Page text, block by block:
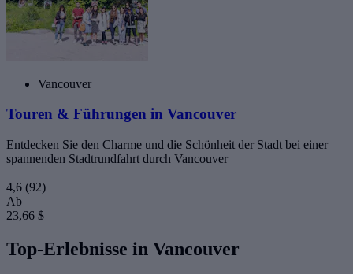
Vancouver
Touren & Führungen in Vancouver
Entdecken Sie den Charme und die Schönheit der Stadt bei einer
spannenden Stadtrundfahrt durch Vancouver
4,6 (92)
Ab
23,66 $
Top-Erlebnisse in Vancouver